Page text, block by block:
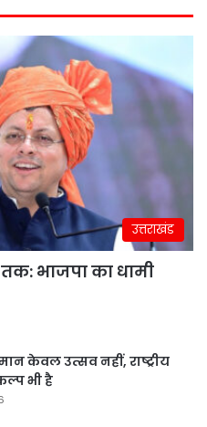
उत्तराखंड
भाजपा का धामी
केवल उत्सव नहीं, राष्ट्रीय
भी है